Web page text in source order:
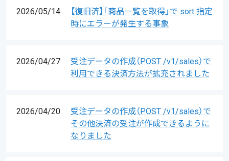
2026/05/14
【復旧済】「商品一覧を取得」で sort 指定
時にエラーが発生する事象
2026/04/27
受注データの作成（POST /v1/sales）で
利用できる決済方法が拡充されました
2026/04/20
受注データの作成（POST /v1/sales）で
その他決済の受注が作成できるように
なりました